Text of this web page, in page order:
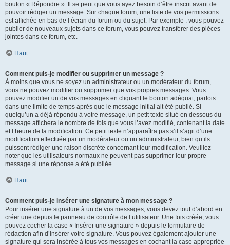
bouton « Répondre ». Il se peut que vous ayez besoin d’être inscrit avant de
pouvoir rédiger un message. Sur chaque forum, une liste de vos permissions
est affichée en bas de l’écran du forum ou du sujet. Par exemple : vous pouvez
publier de nouveaux sujets dans ce forum, vous pouvez transférer des pièces
jointes dans ce forum, etc.
Haut
Comment puis-je modifier ou supprimer un message ?
À moins que vous ne soyez un administrateur ou un modérateur du forum,
vous ne pouvez modifier ou supprimer que vos propres messages. Vous
pouvez modifier un de vos messages en cliquant le bouton adéquat, parfois
dans une limite de temps après que le message initial ait été publié. Si
quelqu’un a déjà répondu à votre message, un petit texte situé en dessous du
message affichera le nombre de fois que vous l’avez modifié, contenant la date
et l’heure de la modification. Ce petit texte n’apparaîtra pas s’il s’agit d’une
modification effectuée par un modérateur ou un administrateur, bien qu’ils
puissent rédiger une raison discrète concernant leur modification. Veuillez
noter que les utilisateurs normaux ne peuvent pas supprimer leur propre
message si une réponse a été publiée.
Haut
Comment puis-je insérer une signature à mon message ?
Pour insérer une signature à un de vos messages, vous devez tout d’abord en
créer une depuis le panneau de contrôle de l’utilisateur. Une fois créée, vous
pouvez cocher la case « Insérer une signature » depuis le formulaire de
rédaction afin d’insérer votre signature. Vous pouvez également ajouter une
signature qui sera insérée à tous vos messages en cochant la case appropriée